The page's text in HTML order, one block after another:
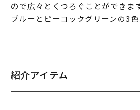
ので広々とくつろぐことができま
ブルーとピーコックグリーンの3色
紹介アイテム